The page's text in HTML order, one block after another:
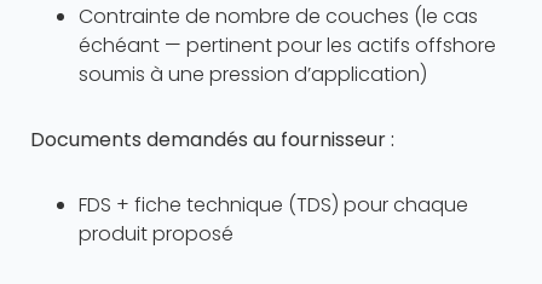
Contrainte de nombre de couches (le cas
échéant — pertinent pour les actifs offshore
soumis à une pression d’application)
Documents demandés au fournisseur :
FDS + fiche technique (TDS) pour chaque
produit proposé